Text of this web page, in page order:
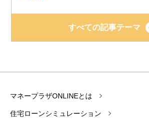
すべての記事テーマ
マネープラザONLINEとは
住宅ローンシミュレーション